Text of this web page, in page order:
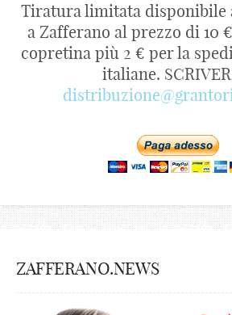
Tiratura limitata disponibile
a Zafferano al prezzo di 10
copretina più 2 € per la
italiane.
ZAFFERANO.NEWS